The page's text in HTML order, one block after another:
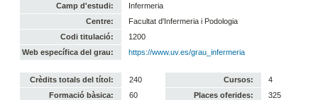
Camp d'estudi:
Infermeria
Centre:
Facultat d'Infermeria i Podologia
Codi titulació:
1200
Web específica del grau:
https://www.uv.es/grau_infermeria
Crèdits totals del títol:
240
Formació bàsica:
60
Cursos:
4
Places oferides:
325